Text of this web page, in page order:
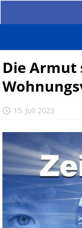
Die Armut
15. Juli 2023